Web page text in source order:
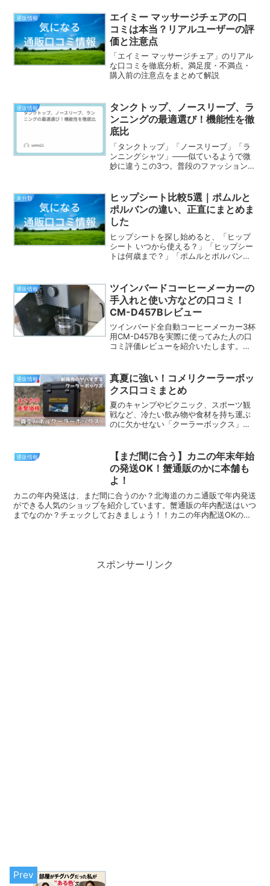
通販情報
エイミー マッサージチェアの口
コミは本当？リアルユーザーの評
価と注意点
「エイミー マッサージチェア」のリアル
な口コミを徹底分析。満足度・不満点・
購入前の注意点をまとめて解説
通販情報
タンクトップ、ノースリーブ、ラ
ンニングの最適選び！機能性を徹
底比
「タンクトップ」「ノースリーブ」「ラ
ンニングシャツ」――似ているようで微
妙に違うこの3つ。普段のファッションか
と、快適さやおしゃれ感に差が出てしま
います。ここでは、それ...
未分類
ヒップシート比較5選｜ポムルと
ポルバンの違い、正直にまとめま
した
ヒップシートを探し始めると、「ヒップ
シート いつから使える？」「ヒップシー
トは何歳まで？」「ポムルとポルバンの
だん重く感じるようになってからヒップ
シートおすすめ を調べ...
通販情報
ツインバードコーヒーメーカーの
手入れと使い方などの口コミ！
CM-D457Bレビュー
ツインバード全自動コーヒーメーカー3杯
用CM-D457Bを実際に使ってみた人の口
コミ評価レビューを紹介いたします。
すさや電気代など、実際に使ってみた感
想...
通販情報
真夏に強い！コメリクーラーボッ
クス口コミまとめ
夏のキャンプやピクニック、スポーツ観
戦など、冷たい飲み物や食材を持ち運ぶ
のに欠かせない「クーラーボックス」。
のではないでしょうか？そんな方に注目
されているのが、ホームセ...
通販情報
【まだ間に合う】カニの年末年始
の発送OK！蟹通販のかに本舗も
よ！
カニの年内発送は、まだ間に合うのか？北海道のカニ通販で年内発送
ができる人気のショップを紹介しています。蟹通販の年内配送はいつ
までなのか？チェックしておきましょう！！カニの年内配送OKの北
スポンサーリンク